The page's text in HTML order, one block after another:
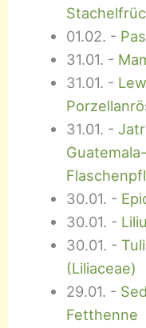
01.02. -
31.01. -
31.01. -
31.01. -
30.01. -
30.01. -
30.01. -
(Liliaceae)
29.01. -
Fetthenne